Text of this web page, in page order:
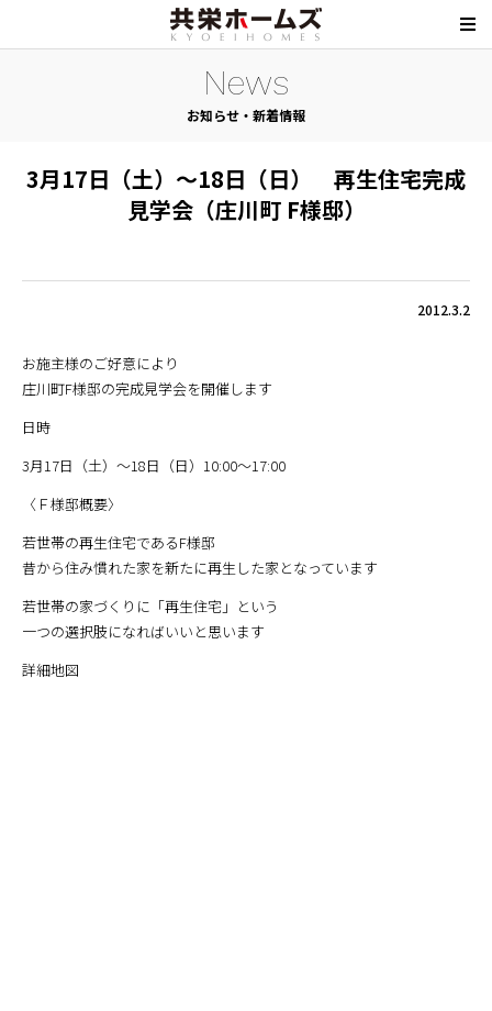
News
お知らせ・新着情報
3月17日（土）～18日（日） 再生住宅完成
見学会（庄川町 F様邸）
2012.3.2
お施主様のご好意により
庄川町F様邸の完成見学会を開催します
日時
3月17日（土）～18日（日）10:00～17:00
〈Ｆ様邸概要〉
若世帯の再生住宅であるF様邸
昔から住み慣れた家を新たに再生した家となっています
若世帯の家づくりに「再生住宅」という
一つの選択肢になればいいと思います
詳細地図